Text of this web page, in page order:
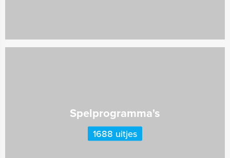
Spelprogramma's
1688 uitjes